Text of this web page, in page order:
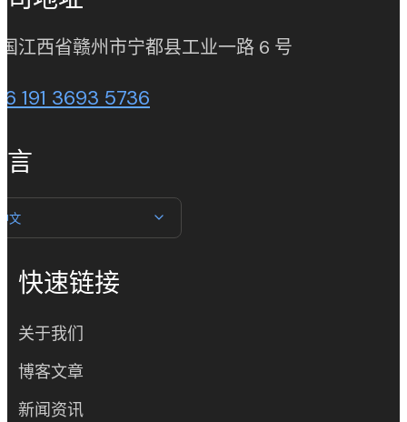
江西省赣州市宁都县工业一路 6 号
191 3693 5736
言
文
快速链接
关于我们
博客文章
新闻资讯